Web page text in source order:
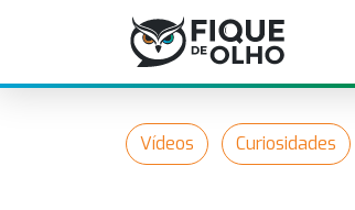
Vídeos Curiosidades